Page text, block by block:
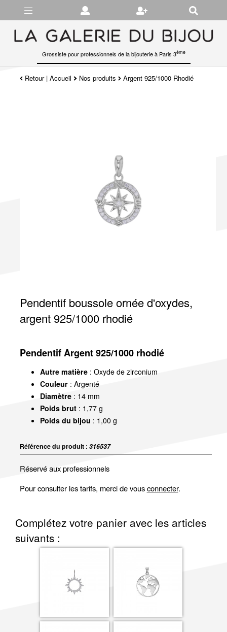
Grossiste pour professionnels de la bijouterie à Paris 3ème
Retour|Accueil Nos produits Argent 925/1000 Rhodié
Pendentif boussole ornée d'oxydes,
argent 925/1000 rhodié
Pendentif Argent 925/1000 rhodié
Autre matière: Oxyde de zirconium
Couleur: Argenté
Diamètre: 14 mm
Poids brut: 1,77 g
Poids du bijou : 1,00 g
Référence du produit : 316537
Réservé aux professionnels
Pour consulter les tarifs, merci de vousconnecter.
Complétez votre panier avec les articles
suivants :
Gérer les préférences en matière de cookies